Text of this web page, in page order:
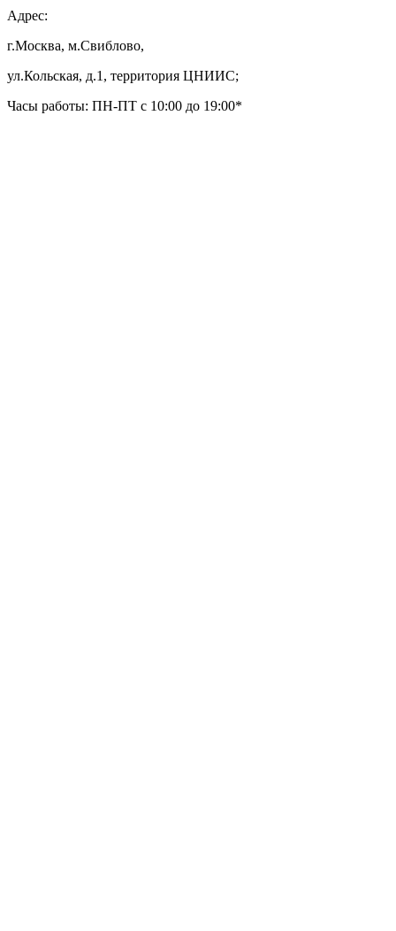
Адрес:
г.Москва, м.Свиблово,
ул.Кольская, д.1, территория ЦНИИС;
Часы работы: ПН-ПТ с 10:00 до 19:00*